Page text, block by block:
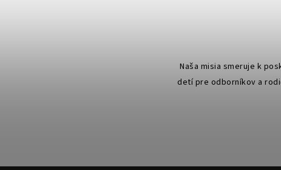
Naša misia smeruje k
detí pre odborníkov a